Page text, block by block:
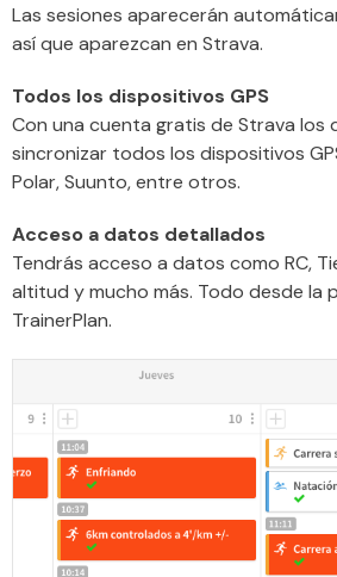
Las sesiones aparecerán
así que aparezcan en Strava.
Todos los dispositivos GPS
Con una cuenta gratis de Strava los
sincronizar todos los dispositivos
Polar, Suunto, entre otros.
Acceso a datos detallados
Tendrás acceso a datos como RC,
altitud y mucho más. Todo desde la
TrainerPlan.